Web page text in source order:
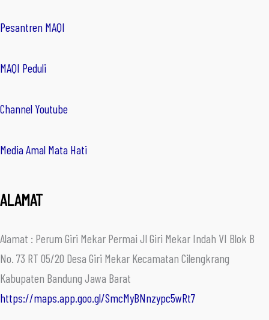
Pesantren MAQI
MAQI Peduli
Channel Youtube
Media Amal Mata Hati
ALAMAT
Alamat : Perum Giri Mekar Permai Jl Giri Mekar Indah VI Blok B
No. 73 RT 05/20 Desa Giri Mekar Kecamatan Cilengkrang
Kabupaten Bandung Jawa Barat
https://maps.app.goo.gl/SmcMyBNnzypc5wRt7